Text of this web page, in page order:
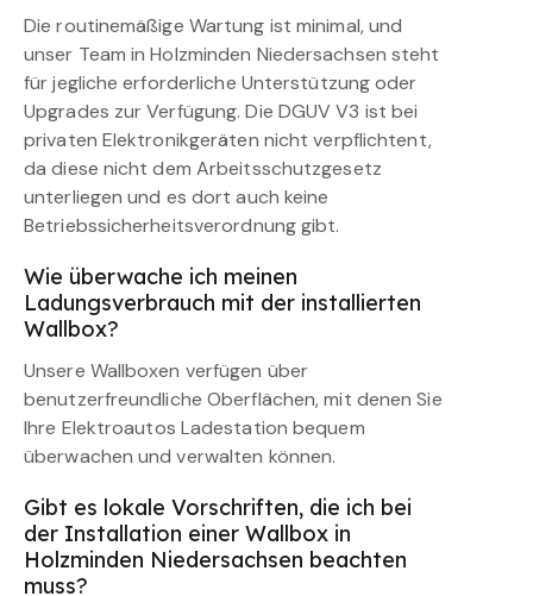
Die routinemäßige Wartung ist minimal, und
unser Team in Holzminden Niedersachsen steht
für jegliche erforderliche Unterstützung oder
Upgrades zur Verfügung. Die DGUV V3 ist bei
privaten Elektronikgeräten nicht verpflichtent,
da diese nicht dem Arbeitsschutzgesetz
unterliegen und es dort auch keine
Betriebssicherheitsverordnung gibt.
Wie überwache ich meinen
Ladungsverbrauch mit der installierten
Wallbox?
Unsere Wallboxen verfügen über
benutzerfreundliche Oberflächen, mit denen Sie
Ihre Elektroautos Ladestation bequem
überwachen und verwalten können.
Gibt es lokale Vorschriften, die ich bei
der Installation einer Wallbox in
Holzminden Niedersachsen beachten
muss?